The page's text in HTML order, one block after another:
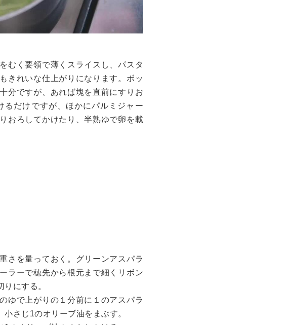
むく要領で薄くスライスし、パスタ
きれいな仕上がりになります。ボッ
分ですが、あれば塊を直前にすりお
るだけですが、ほかにパルミジャー
おろしてかけたり、半熟ゆで卵を載
さを量っておく。グリーンアスパラ
ラーで穂先から根元まで細くリボン
にする。
ゆで上がりの１分前に１のアスパラ
さじ1のオリーブ油をまぶす。